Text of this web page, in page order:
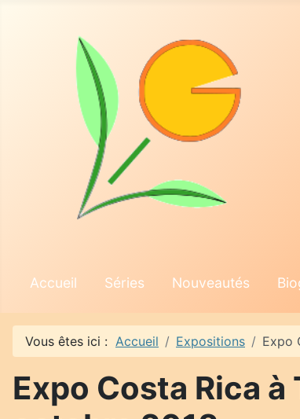
Accueil Séries Nouveautés
Vous êtes ici : Accueil Expositions Expo
Expo Costa Rica